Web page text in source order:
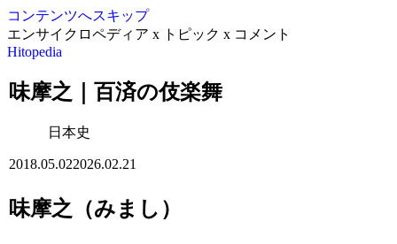
コンテンツへスキップ
エンサイクロペディア x トピック x コメント
Hitopedia
味摩之｜百済の伎楽舞
日本史
2018.05.022026.02.21
味摩之（みまし）